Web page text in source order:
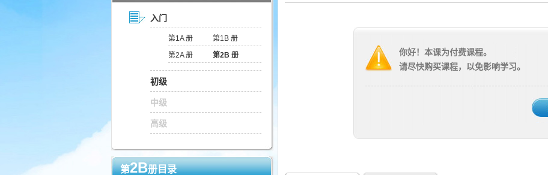
入门
第1A 册
第1B 册
第2A 册
第2B 册
初级
中级
高级
第2B册目录
你好！本课为付费课程。
请尽快购买课程，以免影响学习。